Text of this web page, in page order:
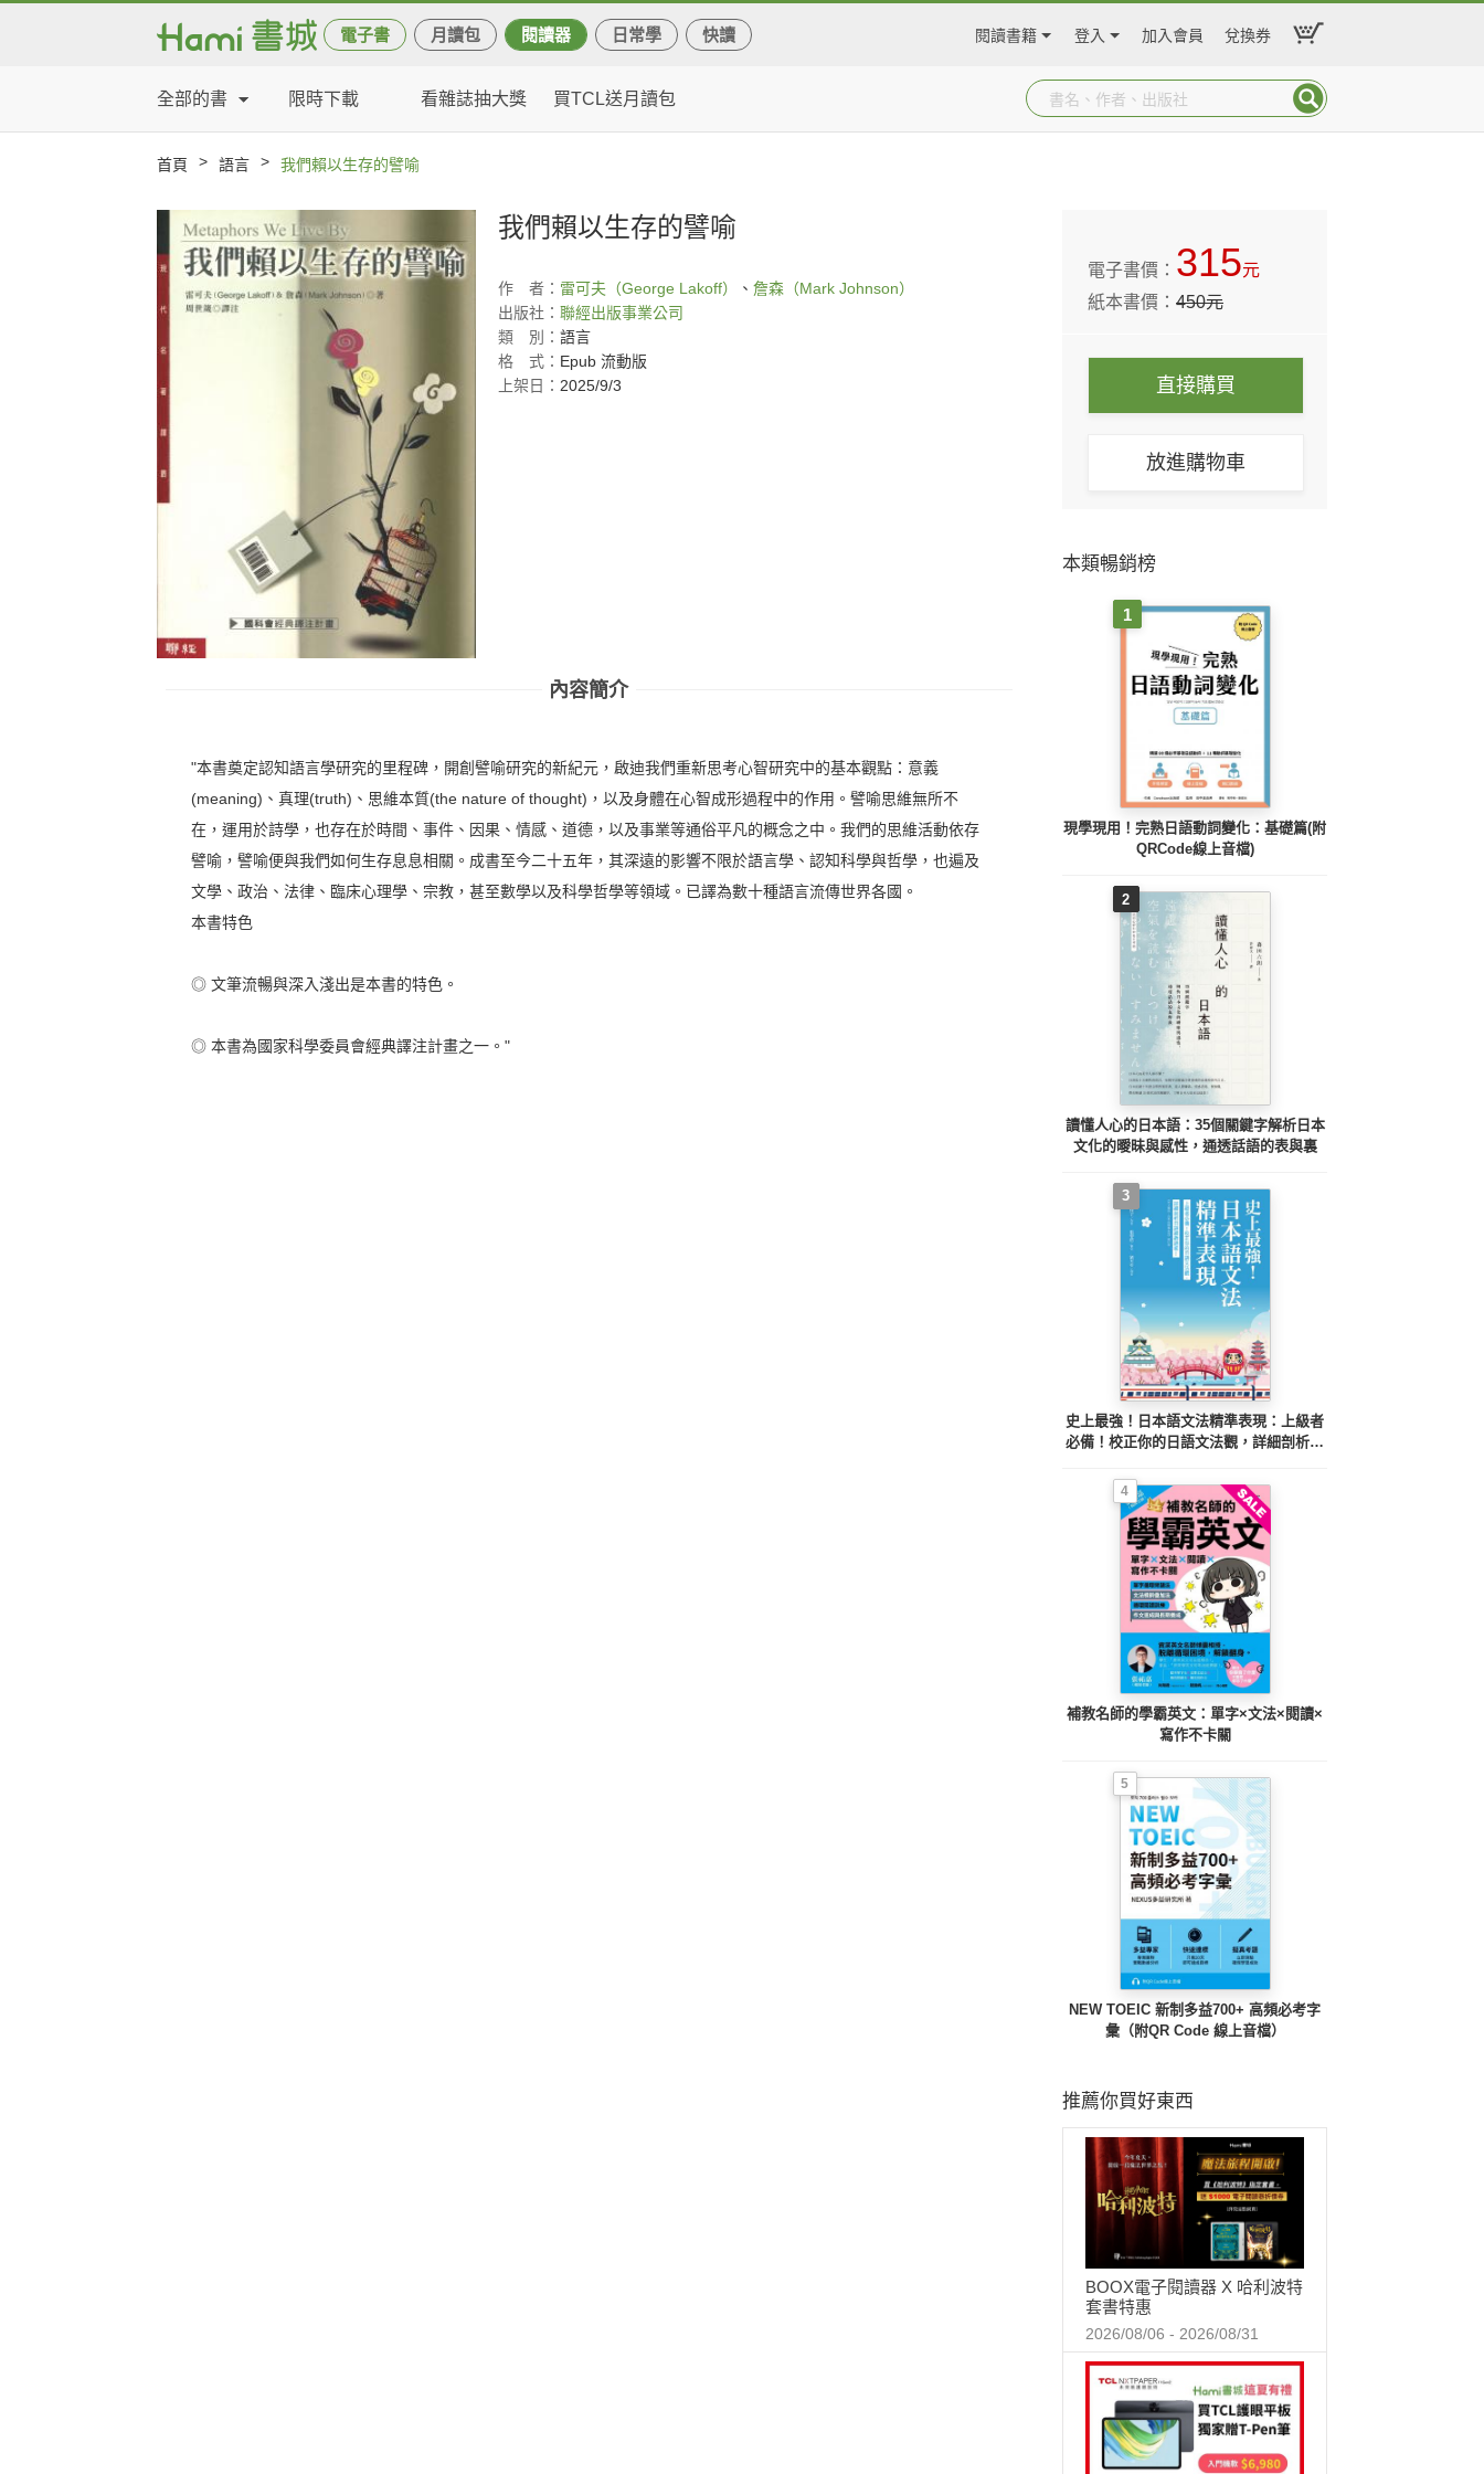
電子書 月讀包 閱讀器 日常學 快讀 閱讀書籍 登入 加入會員 兌換券
全部的書 限時下載 看雜誌抽大獎 買TCL送月讀包
首頁 > 語言 > 我們賴以生存的譬喻
我們賴以生存的譬喻
作 者： 雷可夫（George Lakoff） 、 詹森（Mark Johnson）
出版社： 聯經出版事業公司
類
別： 語言
格
式： Epub 流動版
上架日： 2025/9/3
內容簡介
"本書奠定認知語言學研究的里程碑，開創譬喻研究的新紀元，啟迪我們重新思考心智研究中的基本觀點：意義
(meaning)、真理(truth)、思維本質(the nature of thought)，以及身體在心智成形過程中的作用。譬喻思維無所不
在，運用於詩學，也存在於時間、事件、因果、情感、道德，以及事業等通俗平凡的概念之中。我們的思維活動依存
譬喻，譬喻便與我們如何生存息息相關。成書至今二十五年，其深遠的影響不限於語言學、認知科學與哲學，也遍及
文學、政治、法律、臨床心理學、宗教，甚至數學以及科學哲學等領域。已譯為數十種語言流傳世界各國。
本書特色
◎ 文筆流暢與深入淺出是本書的特色。
◎ 本書為國家科學委員會經典譯注計畫之一。"
電子書價： 315元
紙本書價：450元
直接購買
放進購物車
本類暢銷榜
1
現學現用！完熟日語動詞變化：基礎篇(附
QRCode線上音檔)
2
讀懂人心的日本語：35個關鍵字解析日本
文化的曖昧與感性，通透話語的表與裏
3
史上最強！日本語文法精準表現：上級者
必備！校正你的日語文法觀，詳細剖析日
4
補教名師的學霸英文：單字×文法×閱讀×
寫作不卡關
5
NEW TOEIC 新制多益700+ 高頻必考字
彙（附QR Code 線上音檔）
推薦你買好東西
BOOX電子閱讀器 X 哈利波特
套書特惠
2026/08/06 - 2026/08/31